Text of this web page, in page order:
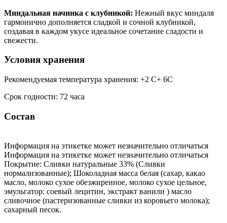
Миндальная начинка с клубникой: Нежный вкус миндаля
гармонично дополняется сладкой и сочной клубникой,
создавая в каждом укусе идеальное сочетание сладости и
свежести.
Условия хранения
Рекомендуемая температура хранения: +2 С+ 6С
Срок годности: 72 часа
Состав
Информация на этикетке может незначительно отличаться
Информация на этикетке может незначительно отличаться
Покрытие: Сливки натуральные 33% (Сливки
нормализованные); Шоколадная масса белая (сахар, какао
масло, молоко сухое обезжиренное, молоко сухое цельное,
эмульгатор: соевый лецитин, экстракт ванили ) масло
сливочное (пастеризованные сливки из коровьего молока);
сахарный песок.